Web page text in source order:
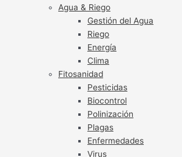
Agua & Riego
Gestión del Agua
Riego
Energía
Clima
Fitosanidad
Pesticidas
Biocontrol
Polinización
Plagas
Enfermedades
Virus